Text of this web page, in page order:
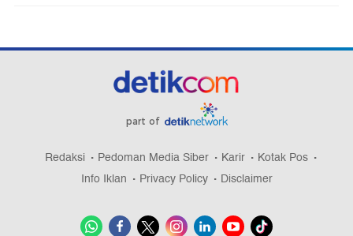
part of
Redaksi Pedoman Media Siber Karir
Kotak Pos
Info Iklan
Privacy Policy Disclaimer